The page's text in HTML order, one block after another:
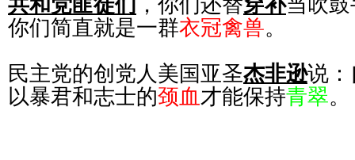
你们简直就是一群衣冠禽兽。
民主党的创党人美国亚圣杰非逊说：
以暴君和志士的颈血 才能保持青翠。